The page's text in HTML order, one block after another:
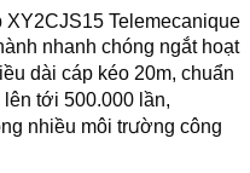
Telemecanique
nhanh chóng ngắt hoạt
dài cáp kéo 20m, chuẩn
lên tới 500.000 lần,
nhiều môi trường công